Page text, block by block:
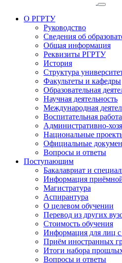
О РГРТУ
Руководство
Сведения об
Общая информация
Реквизиты РГРТУ
История
Структура
Факультеты и кафедры
Образовательная
Научная деятельность
Международная
Воспитательная работа
Административно-
Национальные
Официальные
Вопросы и ответы
Поступающим
Бакалавриат и
Информация
Магистратура
Аспирантура
О целевом обучении
Перевод из других
Стоимость обучения
Информация для лиц
Приём иностранных
Итоги набора
Вопросы и ответы